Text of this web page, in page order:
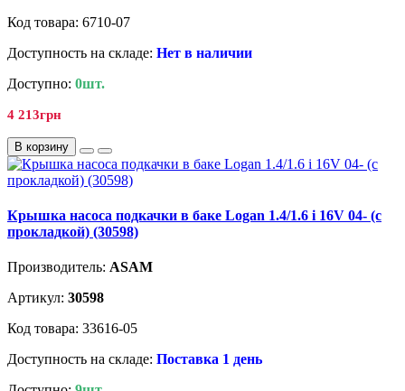
Код товара: 6710-07
Доступность на складе: Нет в наличии
Доступно: 0шт.
4 213грн
В корзину
Крышка насоса подкачки в баке Logan 1.4/1.6 i 16V 04- (с
прокладкой) (30598)
Производитель: ASAM
Артикул: 30598
Код товара: 33616-05
Доступность на складе: Поставка 1 день